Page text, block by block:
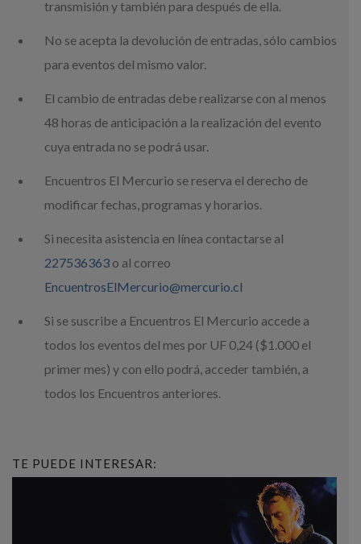
transmisión y también para después de ella.
No se acepta la devolución de entradas, sólo cambios
para eventos del mismo valor.
El cambio de entradas debe realizarse con al menos
48 horas de anticipación a la realización del evento
cuya entrada no se podrá usar.
Encuentros El Mercurio se reserva el derecho de
modificar fechas, programas y horarios.
Si necesita asistencia en línea contactarse al
227536363 o al correo
EncuentrosElMercurio@mercurio.cl
Si se suscribe a Encuentros El Mercurio accede a
todos los eventos del mes por UF 0,24 ($1.000 el
primer mes) y con ello podrá, acceder también, a
todos los Encuentros anteriores.
TE PUEDE INTERESAR: